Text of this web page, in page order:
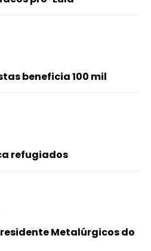
beneficia 100 mil
refugiados
Metalúrgicos do